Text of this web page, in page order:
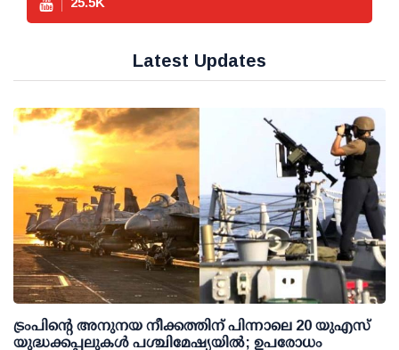
Latest Updates
ട്രംപിന്റെ അനുനയ നീക്കത്തിന് പിന്നാലെ 20 യുഎസ്
യുദ്ധക്കപ്പലുകള്‍ പശ്ചിമേഷ്യയില്‍; ഉപരോധം